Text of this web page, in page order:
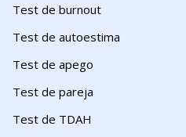
Test de burnout
Test de autoestima
Test de apego
Test de pareja
Test de TDAH